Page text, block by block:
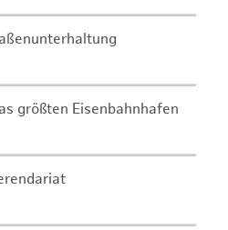
größten Eisenbahnhafen